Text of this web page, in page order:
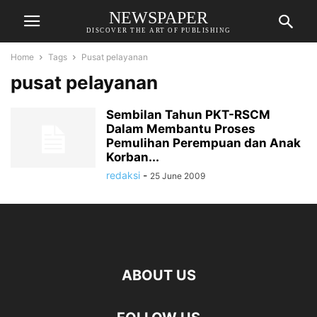
NEWSPAPER
DISCOVER THE ART OF PUBLISHING
Home Tags Pusat pelayanan
pusat pelayanan
Sembilan Tahun PKT-RSCM
Dalam Membantu Proses
Pemulihan Perempuan dan Anak
Korban...
redaksi - 25 June 2009
ABOUT US